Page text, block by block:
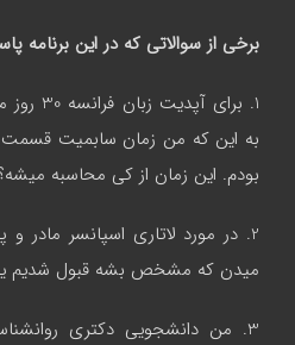
برخی از سوالاتی که در این برنامه
به این که من زمان سابمیت قسمت
بودم. این زمان از کی محاسبه
2. در مورد لاتاری اسپانسر
میدن که مشخص بشه قبول شدیم
3. من دانشجویی دکتری